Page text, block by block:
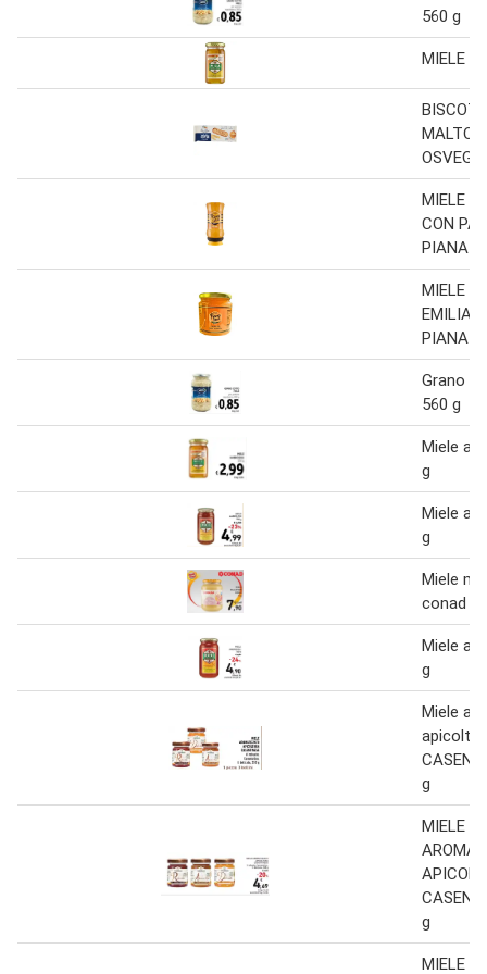
560 g
MIELE
MALTO
MIELE
CON
PIANA
MIELE
EMILIA
PIANA
Grano
560 g
Miele
g
Miele
g
Miele
conad 1
Miele
g
Miele
g
MIELE
g
MIELE